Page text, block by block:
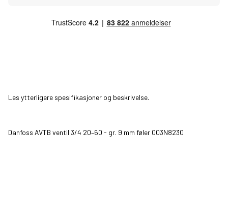
Les ytterligere spesifikasjoner og beskrivelse.
Danfoss AVTB ventil 3/4 20–60 - gr. 9 mm føler 003N8230